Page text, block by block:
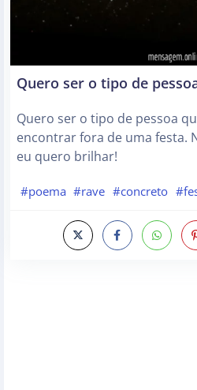
Quero ser o tipo de
Quero ser o tipo de pessoa
encontrar fora de uma festa.
eu quero brilhar!
#poema #rave #concreto